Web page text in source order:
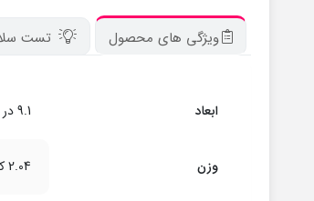
ویژگی های محصول تست
ابعاد ‎9.1 در 13.6 در 0.46 اینچ
وزن 2.04 کیلوگرم